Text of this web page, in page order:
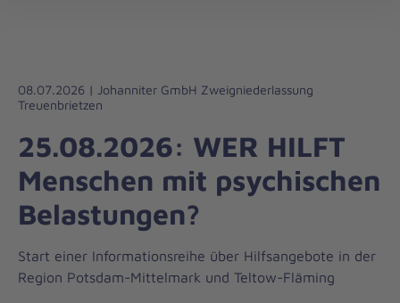
Liebe
zum
08.07.2026 | Johanniter GmbH Zweigniederlassung
Treuenbrietzen
25.08.2026: WER HILFT
Menschen mit psychischen
Belastungen?
Start einer Informationsreihe über Hilfsangebote in der
Region Potsdam-Mittelmark und Teltow-Fläming